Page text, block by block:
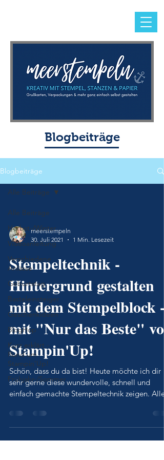
Blogbeiträge
Blogbeiträge
Alle Beiträge
Herbst-/Winter
Videoanleitung
Verschiedene
Anlässe
Geburtstag
Basteleinsteiger
Geschenkideen
BlogHop
Kurz erklärt -
Rund um
Stampin'Up!
Frühjahr-/Sommer
Alle Beiträge
meerstempeln
30. Juli 2021
1 Min. Lesezeit
Stempeltechnik -
Hintergrund gestalten
mit dem Stempelblock -
mit "Nur das Beste" von
Stampin'Up!
Schön, dass du da bist! Heute möchte ich dir
sehr gerne diese wundervolle, schnell und
einfach gemachte Stempeltechnik zeigen. Alles